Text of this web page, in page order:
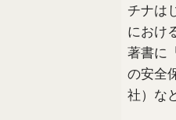
チナは
におけ
著書に
の安全
社）な